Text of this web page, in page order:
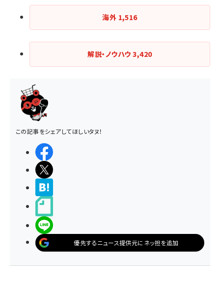
海外 1,516
解説・ノウハウ3,420
この記事をシェアしてほしいタヌ！
優先するニュース提供元にネッ担を追加